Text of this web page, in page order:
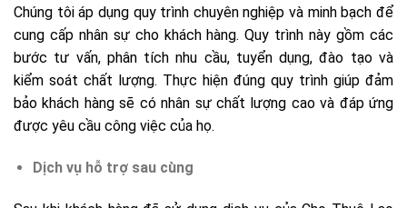
Chúng tôi áp dụng quy trình chuyên nghiệp và minh bạch để
cung cấp nhân sự cho khách hàng. Quy trình này gồm các
bước tư vấn, phân tích nhu cầu, tuyển dụng, đào tạo và
kiểm soát chất lượng. Thực hiện đúng quy trình giúp đảm
bảo khách hàng sẽ có nhân sự chất lượng cao và đáp ứng
được yêu cầu công việc của họ.
Dịch vụ hỗ trợ sau cùng